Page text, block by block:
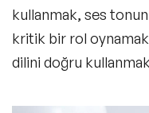
kullanmak, ses
kritik bir rol
dilini doğru